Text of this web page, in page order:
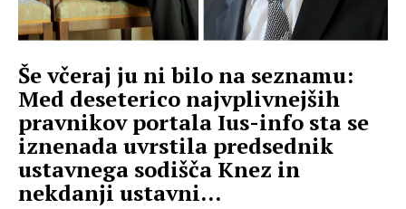
Še včeraj ju ni bilo na seznamu:
Med deseterico najvplivnejših
pravnikov portala Ius-info sta se
iznenada uvrstila predsednik
ustavnega sodišča Knez in
nekdanji ustavni...